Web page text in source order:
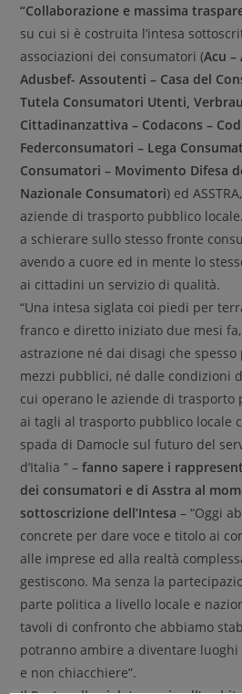
“Collaborazione e massima
su cui si è costruita l’intesa
associazioni dei consumatori (Acu –
Adusbef- Assoutenti – Casa del
Tutela Consumatori Utenti,
Cittadinanzattiva – Codacons –
Federconsumatori – Lega
Consumatori – Movimento Difesa
Nazionale Consumatori) ed
aziende di trasporto pubblico
a schierare sullo stesso fronte
avendo a cuore ed in mente lo
ai cittadini un servizio di qualità.
“Una intesa siglata coi piedi per
franco e diretto iniziato due mesi
astrazione né dai disagi che
mezzi pubblici, né dalle condizioni
cui operano le aziende di trasporto
ai tagli al trasporto pubblico locale
spada di Damocle sul futuro del
d’Italia ” –fanno sapere i
dei consumatori e di Asstra al
sottoscrizione dell’Intesa – “Oggi
concrete per dare voce e titolo ai
alle imprese ed alla realtà
gestiscono. Ma senza la
parte politica a livello locale e
tavoli di confronto che abbiamo
potranno ambire a diventare
e non chiacchiere”.